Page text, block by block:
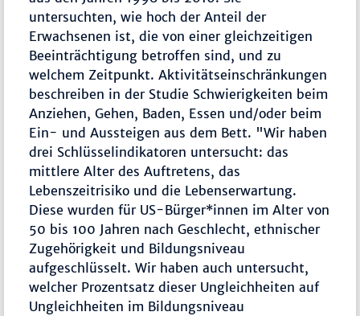
untersuchten, wie hoch der Anteil der
Erwachsenen ist, die von einer gleichzeitigen
Beeinträchtigung betroffen sind, und zu
welchem Zeitpunkt. Aktivitätseinschränkungen
beschreiben in der Studie Schwierigkeiten beim
Anziehen, Gehen, Baden, Essen und/oder beim
Ein- und Aussteigen aus dem Bett. "Wir haben
drei Schlüsselindikatoren untersucht: das
mittlere Alter des Auftretens, das
Lebenszeitrisiko und die Lebenserwartung.
Diese wurden für US-Bürger*innen im Alter von
50 bis 100 Jahren nach Geschlecht, ethnischer
Zugehörigkeit und Bildungsniveau
aufgeschlüsselt. Wir haben auch untersucht,
welcher Prozentsatz dieser Ungleichheiten auf
Ungleichheiten im Bildungsniveau